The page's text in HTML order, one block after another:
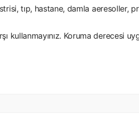
tıp, hastane, damla aeresoller,
Koruma derecesi